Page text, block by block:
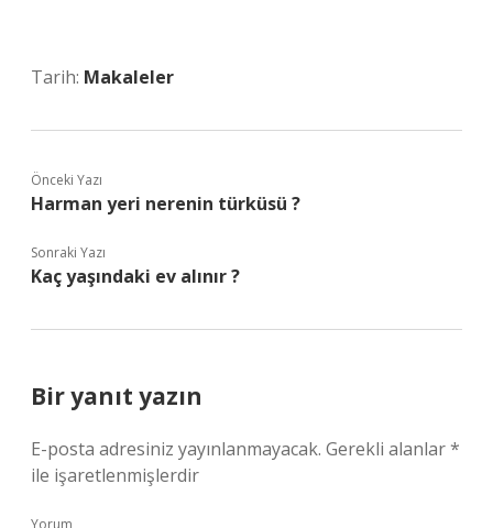
Tarih: Makaleler
Önceki Yazı
Harman yeri nerenin türküsü ?
Sonraki Yazı
Kaç yaşındaki ev alınır ?
Bir yanıt yazın
E-posta adresiniz yayınlanmayacak. Gerekli alanlar*
ile işaretlenmişlerdir
Yorum